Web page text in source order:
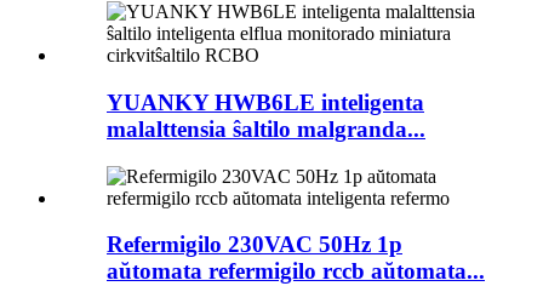
YUANKY HWB6LE inteligenta
malalttensia ŝaltilo malgranda...
Refermigilo 230VAC 50Hz 1p
aŭtomata refermigilo rccb aŭtomata...